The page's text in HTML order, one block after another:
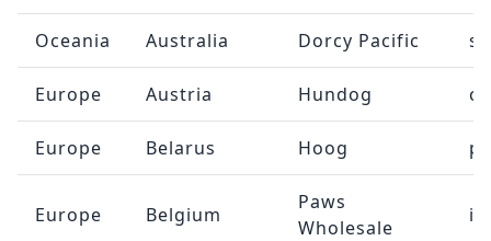
Oceania Australia Dorcy Pacific
Europe Austria Hundog
Europe Belarus Hoog
Europe Belgium
Paws
Wholesale